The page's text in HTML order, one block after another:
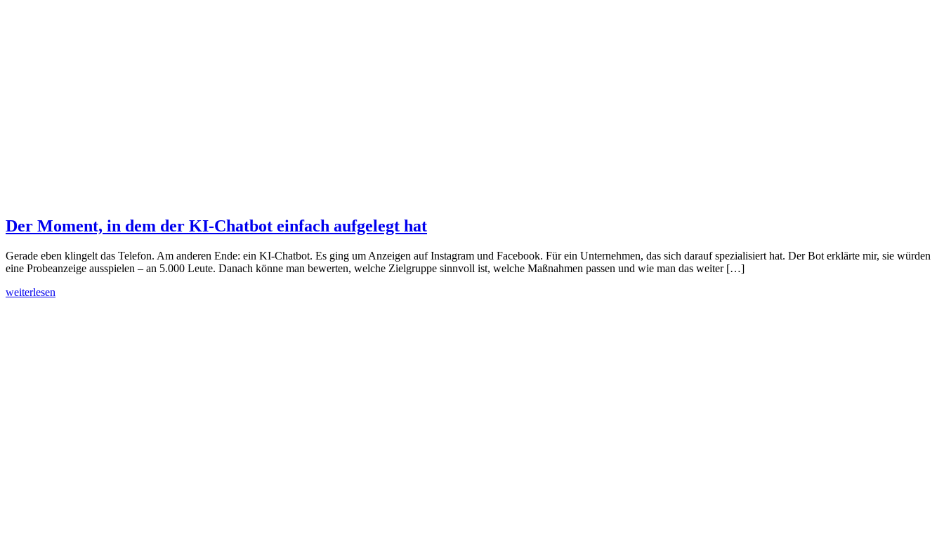
Der Moment, in dem der KI-Chatbot einfach aufgelegt hat
Gerade eben klingelt das Telefon. Am anderen Ende: ein KI-Chatbot. Es ging um Anzeigen auf Instagram und Facebook. Für ein Unternehmen, das sich darauf spezialisiert hat. Der Bot erklärte mir, sie würden
eine Probeanzeige ausspielen – an 5.000 Leute. Danach könne man bewerten, welche Zielgruppe sinnvoll ist, welche Maßnahmen passen und wie man das weiter […]
weiterlesen